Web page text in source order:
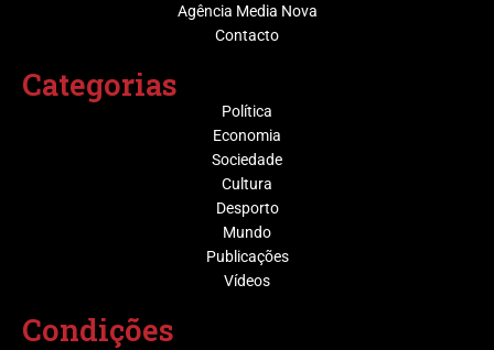
Agência Media Nova
Contacto
Categorias
Política
Economia
Sociedade
Cultura
Desporto
Mundo
Publicações
Vídeos
Condições